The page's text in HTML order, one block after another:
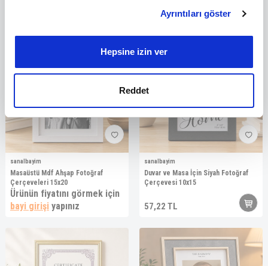
İçerik ve reklamları kişiselleştirmek, sosyal medya
bilgileri, bunları kendilerine sağladığınız veya hizmetlerini
kullanımınızdan topladıkları diğer bilgilerle
birleştirebilecek sosyal medya, reklamcılık ve analiz
Ayrıntıları göster
Hepsine izin ver
Reddet
bayi girişi yapınız
sanalbayim
Masaüstü Mdf Ahşap Fotoğraf
Çerçeveleri 15x20
Ürünün fiyatını görmek için
bayi girişi yapınız
sanalbayim
Duvar ve Masa İçin Siyah Fotoğraf
Çerçevesi 10x15
57,22 TL